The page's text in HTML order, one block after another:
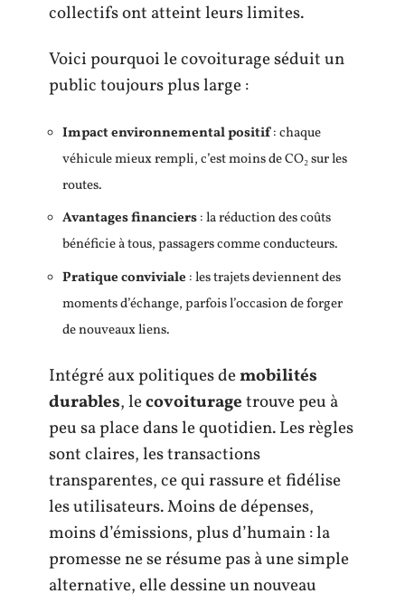
collectifs ont atteint leurs limites.
Voici pourquoi le covoiturage séduit un
public toujours plus large :
Impact environnemental positif: chaque
véhicule mieux rempli, c’est moins de CO₂ sur les
routes.
Avantages financiers: la réduction des coûts
bénéficie à tous, passagers comme conducteurs.
Pratique conviviale : les trajets deviennent des
moments d’échange, parfois l’occasion de forger
de nouveaux liens.
Intégré aux politiques demobilités
durables, lecovoituragetrouve peu à
peu sa place dans le quotidien. Les règles
sont claires, les transactions
transparentes, ce qui rassure et fidélise
les utilisateurs. Moins de dépenses,
moins d’émissions, plus d’humain : la
promesse ne se résume pas à une simple
alternative, elle dessine un nouveau